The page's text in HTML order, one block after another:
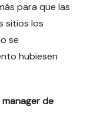
para que las
sitios los
se
hubiesen
de